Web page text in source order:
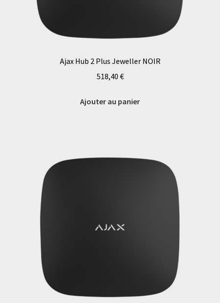
Ajax Hub 2 Plus Jeweller NOIR
518,40 €
Ajouter au panier